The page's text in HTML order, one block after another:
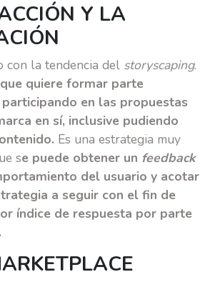
Y LA
con la tendencia del storyscaping.
quiere formar parte
en las propuestas
en sí, inclusive pudiendo
Es una estrategia muy
se puede obtener un feedback
del usuario y acotar
a seguir con el fin de
índice de respuesta por parte